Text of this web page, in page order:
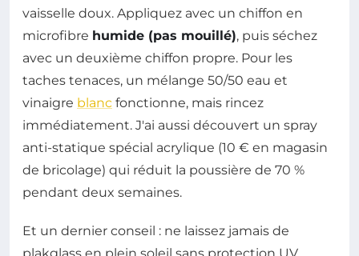
vaisselle doux. Appliquez avec un chiffon en
microfibre humide (pas mouillé), puis séchez
avec un deuxième chiffon propre. Pour les
taches tenaces, un mélange 50/50 eau et
vinaigre blanc fonctionne, mais rincez
immédiatement. J'ai aussi découvert un spray
anti-statique spécial acrylique (10 € en magasin
de bricolage) qui réduit la poussière de 70 %
pendant deux semaines.
Et un dernier conseil : ne laissez jamais de